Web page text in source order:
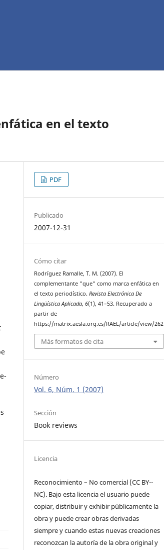
en el texto
PDF
Publicado
2007-12-31
Cómo citar
Rodríguez Ramalle, T. M. (2007). El
complementante "que" como marca enfática en
el texto periodístico.Revista Electrónica De
Lingüística Aplicada,6(1), 41–53. Recuperado a
partir de
https://matrix.aesla.org.es/RAEL/article/view/262
Más formatos de cita
Número
Vol. 6, Núm. 1 (2007)
Sección
Book reviews
Licencia
Reconocimiento – No comercial (CC BY-­
NC). Bajo esta licencia el usuario puede
copiar, distribuir y exhibir públicamente la
obra y puede crear obras derivadas
siempre y cuando estas nuevas creaciones
reconozcan la autoría de la obra original y